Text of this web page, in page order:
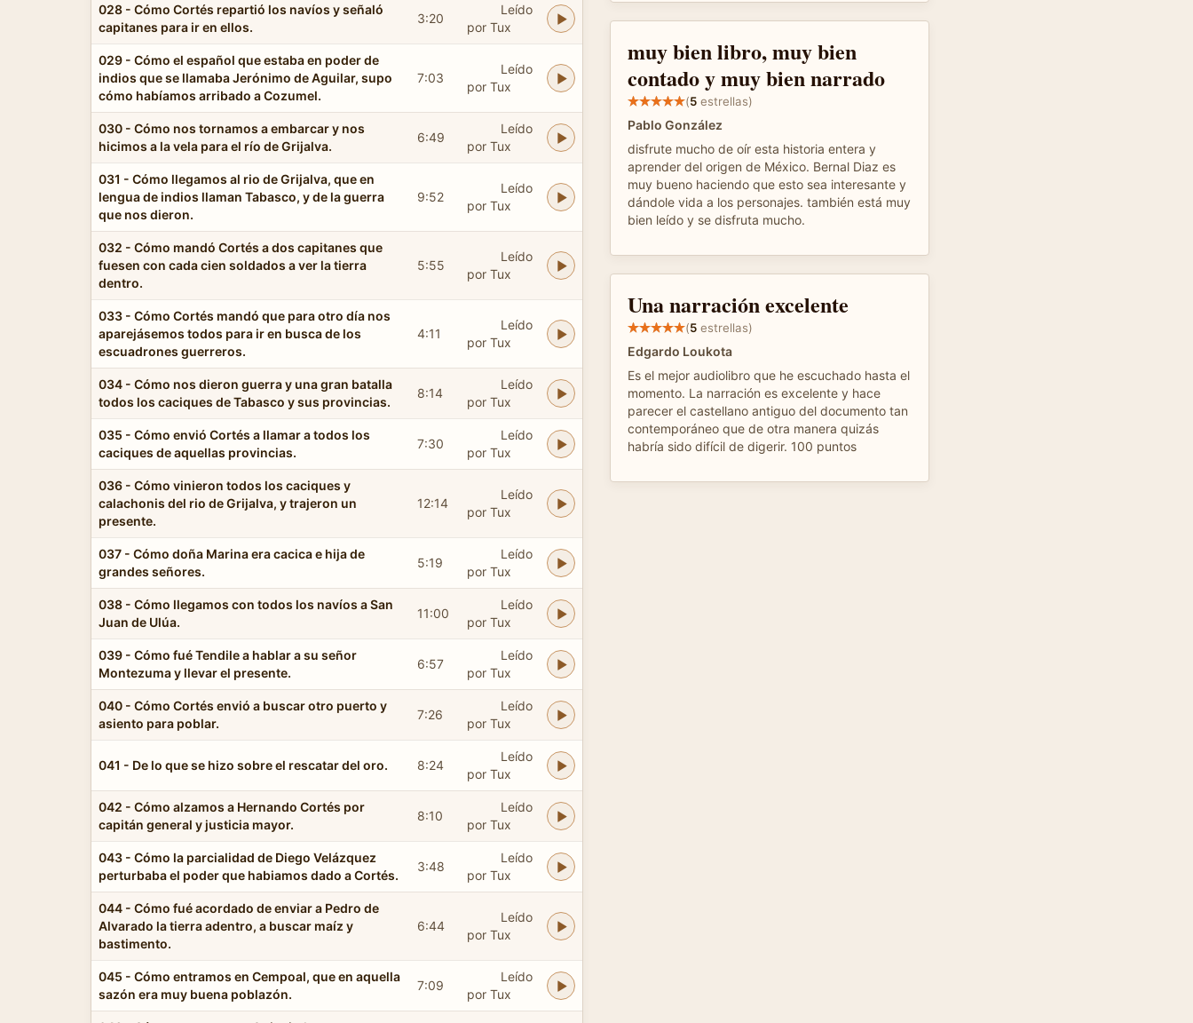
028 - Cómo Cortés repartió los navíos y señaló
capitanes para ir en ellos.
3:20
Leído
por Tux
029 - Cómo el español que estaba en poder de
indios que se llamaba Jerónimo de Aguilar, supo
cómo habíamos arribado a Cozumel.
7:03
Leído
por Tux
030 - Cómo nos tornamos a embarcar y nos
hicimos a la vela para el río de Grijalva.
6:49
Leído
por Tux
031 - Cómo llegamos al rio de Grijalva, que en
lengua de indios llaman Tabasco, y de la guerra
que nos dieron.
9:52
Leído
por Tux
032 - Cómo mandó Cortés a dos capitanes que
fuesen con cada cien soldados a ver la tierra
dentro.
5:55
Leído
por Tux
033 - Cómo Cortés mandó que para otro día nos
aparejásemos todos para ir en busca de los
escuadrones guerreros.
4:11
Leído
por Tux
034 - Cómo nos dieron guerra y una gran batalla
todos los caciques de Tabasco y sus provincias.
8:14
Leído
por Tux
035 - Cómo envió Cortés a llamar a todos los
caciques de aquellas provincias.
7:30
Leído
por Tux
036 - Cómo vinieron todos los caciques y
calachonis del rio de Grijalva, y trajeron un
presente.
12:14
Leído
por Tux
037 - Cómo doña Marina era cacica e hija de
grandes señores.
5:19
Leído
por Tux
038 - Cómo llegamos con todos los navíos a San
Juan de Ulúa.
11:00
Leído
por Tux
039 - Cómo fué Tendile a hablar a su señor
Montezuma y llevar el presente.
6:57
Leído
por Tux
040 - Cómo Cortés envió a buscar otro puerto y
asiento para poblar.
7:26
Leído
por Tux
041 - De lo que se hizo sobre el rescatar del oro. 8:24
Leído
por Tux
042 - Cómo alzamos a Hernando Cortés por
capitán general y justicia mayor.
8:10
Leído
por Tux
043 - Cómo la parcialidad de Diego Velázquez
perturbaba el poder que habiamos dado a Cortés.
3:48
Leído
por Tux
044 - Cómo fué acordado de enviar a Pedro de
Alvarado la tierra adentro, a buscar maíz y
bastimento.
6:44
Leído
por Tux
045 - Cómo entramos en Cempoal, que en aquella
sazón era muy buena poblazón.
7:09
Leído
por Tux
muy bien libro, muy bien
contado y muy bien narrado
(5 estrellas)
Pablo González
disfrute mucho de oír esta historia entera y
aprender del origen de México. Bernal Diaz es
muy bueno haciendo que esto sea interesante y
dándole vida a los personajes. también está muy
bien leído y se disfruta mucho.
Una narración excelente
(5 estrellas)
Edgardo Loukota
Es el mejor audiolibro que he escuchado hasta el
momento. La narración es excelente y hace
parecer el castellano antiguo del documento tan
contemporáneo que de otra manera quizás
habría sido difícil de digerir. 100 puntos